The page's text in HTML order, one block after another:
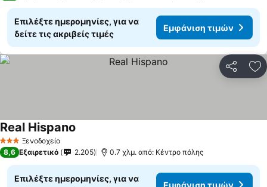
Επιλέξτε ημερομηνίες, για να
δείτε τις ακριβείς τιμές
Εμφάνιση τιμών
3 ΑστέριαΞενοδοχείο
Real Hispano
8,6 Εξαιρετικό 2.205 0.7 χλμ. από: Κέντρο πόλης
Επιλέξτε ημερομηνίες, για να
Εμφάνιση τιμών